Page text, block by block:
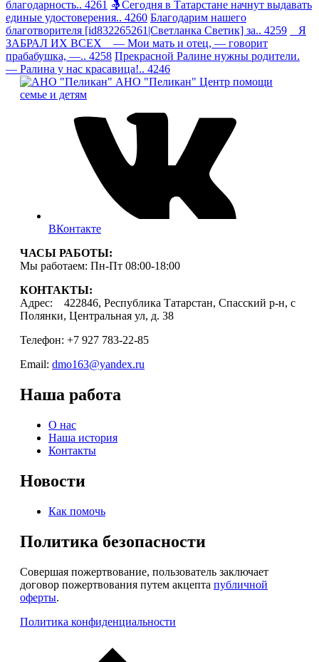
благодарность.. 4261 🤱Сегодня в Татарстане начнут выдавать
единые удостоверения.. 4260 Благодарим нашего
благотворителя [id832265261|Светланка Светик] за.. 4259
Я
ЗАБРАЛ ИХ ВСЕХ — Мои мать и отец, — говорит
прабабушка, —.. 4258 Прекрасной Ралине нужны родители.
— Ралина у нас красавица!.. 4246
АНО "Пеликан" Центр помощи
семье и детям
ВКонтакте
ЧАСЫ РАБОТЫ:
Мы работаем: Пн-Пт 08:00-18:00
КОНТАКТЫ:
Адрес: 422846, Республика Татарстан, Спасский р-н, с
Полянки, Центральная ул, д. 38
Телефон: +7 927 783-22-85
Email: dmo163@yandex.ru
Наша работа
О нас
Наша история
Контакты
Новости
Как помочь
Политика безопасности
Совершая пожертвование, пользователь заключает
договор пожертвования путем акцепта публичной
оферты.
Политика конфиденциальности